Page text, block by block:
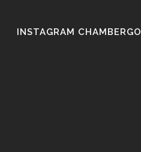
INSTAGRAM CHAMBERGO